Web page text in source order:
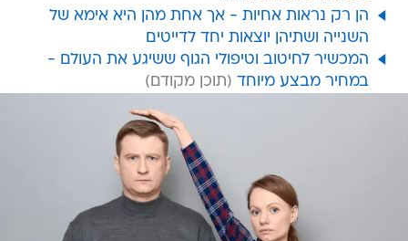
הן רק נראות אחיות - אך אחת מהן היא אימא של
השנייה ושתיהן יוצאות יחד לדייטים
המכשיר לחיטוב וטיפולי הגוף ששיגע את העולם -
במחיר מבצע מיוחד